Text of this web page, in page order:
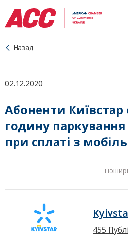
Назад
02.12.2020
Абоненти
годину
при сплаті з
455